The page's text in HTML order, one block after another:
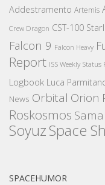
Addestramento Artemis
Crew Dragon CST-100
Falcon 9 Falcon Heavy
Report ISS Weekly Status
Logbook Luca
News Orbital Orion
Roskosmos
SoyuzSpace
SPACEHUMOR